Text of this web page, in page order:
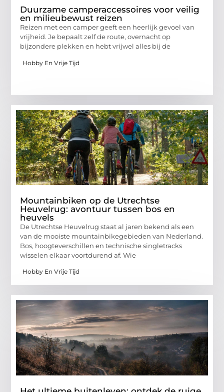
Duurzame camperaccessoires voor veilig
en milieubewust reizen
Reizen met een camper geeft een heerlijk gevoel van
vrijheid. Je bepaalt zelf de route, overnacht op
bijzondere plekken en hebt vrijwel alles bij de
Hobby En Vrije Tijd
Mountainbiken op de Utrechtse
Heuvelrug: avontuur tussen bos en
heuvels
De Utrechtse Heuvelrug staat al jaren bekend als een
van de mooiste mountainbikegebieden van Nederland.
Bos, hoogteverschillen en technische singletracks
wisselen elkaar voortdurend af. Wie
Hobby En Vrije Tijd